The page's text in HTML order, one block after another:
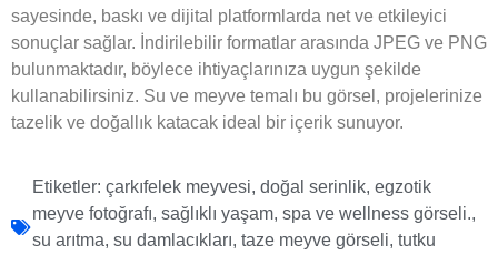
sayesinde, baskı ve dijital platformlarda net ve etkileyici
sonuçlar sağlar. İndirilebilir formatlar arasında JPEG ve PNG
bulunmaktadır, böylece ihtiyaçlarınıza uygun şekilde
kullanabilirsiniz. Su ve meyve temalı bu görsel, projelerinize
tazelik ve doğallık katacak ideal bir içerik sunuyor.
Etiketler: çarkıfelek meyvesi, doğal serinlik, egzotik
meyve fotoğrafı, sağlıklı yaşam, spa ve wellness görseli.,
su arıtma, su damlacıkları, taze meyve görseli, tutku